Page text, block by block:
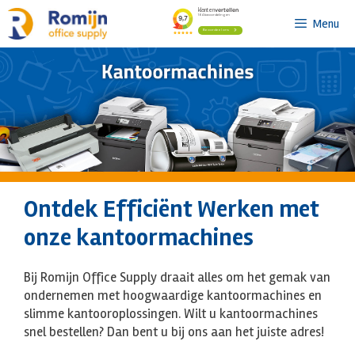
Ga
naar
de
inhoud
Menu
Ontdek Efficiënt Werken met
onze kantoormachines
Bij Romijn Office Supply draait alles om het gemak van
ondernemen met hoogwaardige kantoormachines en
slimme kantooroplossingen. Wilt u kantoormachines
snel bestellen? Dan bent u bij ons aan het juiste adres!